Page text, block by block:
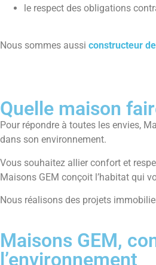
le respect des obligations
Nous sommes aussi constructeur
Quelle maison
Pour répondre à toutes les envies,
dans son environnement.
Vous souhaitez allier confort et
Maisons GEM conçoit l’habitat qui
Nous réalisons des projets
Maisons GEM,
l’environnement